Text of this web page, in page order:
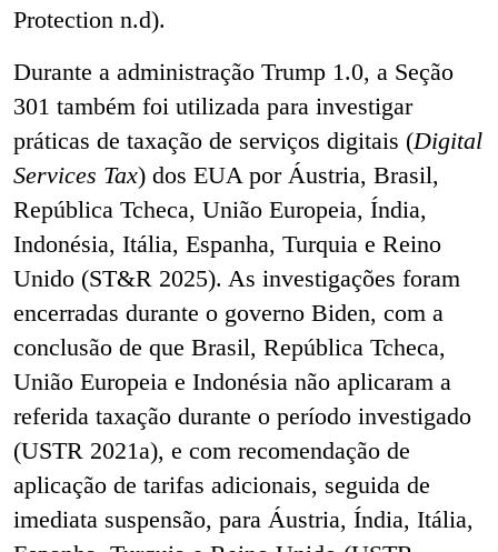
Protection n.d).
Durante a administração Trump 1.0, a Seção
301 também foi utilizada para investigar
práticas de taxação de serviços digitais (Digital
Services Tax) dos EUA por Áustria, Brasil,
República Tcheca, União Europeia, Índia,
Indonésia, Itália, Espanha, Turquia e Reino
Unido (ST&R 2025). As investigações foram
encerradas durante o governo Biden, com a
conclusão de que Brasil, República Tcheca,
União Europeia e Indonésia não aplicaram a
referida taxação durante o período investigado
(USTR 2021a), e com recomendação de
aplicação de tarifas adicionais, seguida de
imediata suspensão, para Áustria, Índia, Itália,